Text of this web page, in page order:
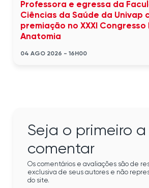
Professora e egressa da
Ciências da Saúde da Univap
premiação no XXXI
Anatomia
04 AGO 2026 - 16H00
Seja o primeiro a
comentar
Os comentários e avaliações são de
exclusiva de seus autores e não
do site.